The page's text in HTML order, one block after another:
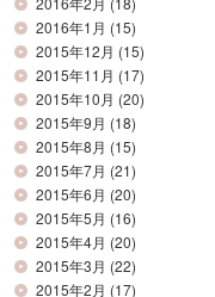
2016年1月 (15)
2015年12月 (15)
2015年11月 (17)
2015年10月 (20)
2015年9月 (18)
2015年8月 (15)
2015年7月 (21)
2015年6月 (20)
2015年5月 (16)
2015年4月 (20)
2015年3月 (22)
2015年2月 (17)